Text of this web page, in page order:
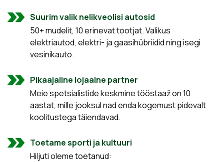
Suurim valik nelikveolisi autosid
50+ mudelit, 10 erinevat tootjat. Valikus
elektriautod, elektri- ja gaasihübriidid ning isegi
vesinikauto.
Pikaajaline lojaalne partner
Meie spetsialistide keskmine tööstaaž on 10
aastat, mille jooksul nad enda kogemust pidevalt
koolitustega täiendavad.
Toetame sporti ja kultuuri
Hiljuti oleme toetanud: